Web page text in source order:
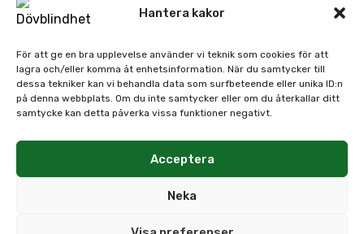
Hantera kakor
För att ge en bra upplevelse använder vi teknik som cookies för att
lagra och/eller komma åt enhetsinformation. När du samtycker till
dessa tekniker kan vi behandla data som surfbeteende eller unika ID:n
på denna webbplats. Om du inte samtycker eller om du återkallar ditt
samtycke kan detta påverka vissa funktioner negativt.
Acceptera
Neka
Medarbetare på Nkcdb
Regionernas
Arbetsförmedlingens kontaktpersoner